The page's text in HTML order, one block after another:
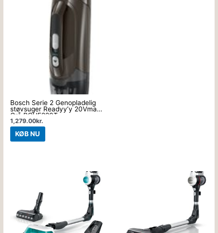
Bosch Serie 2 Genopladelig
støvsuger Readyy’y 20Vmax
Grå BCHF220T
1,279.00kr.
KØB NU